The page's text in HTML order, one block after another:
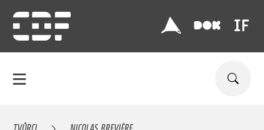
TVŮRCI NICOLAS BREVIÈRE